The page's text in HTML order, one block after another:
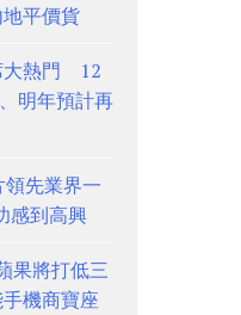
平價貨
大熱門 12
明年預計再
先業界一
感到高興
果將打低三
機商寶座